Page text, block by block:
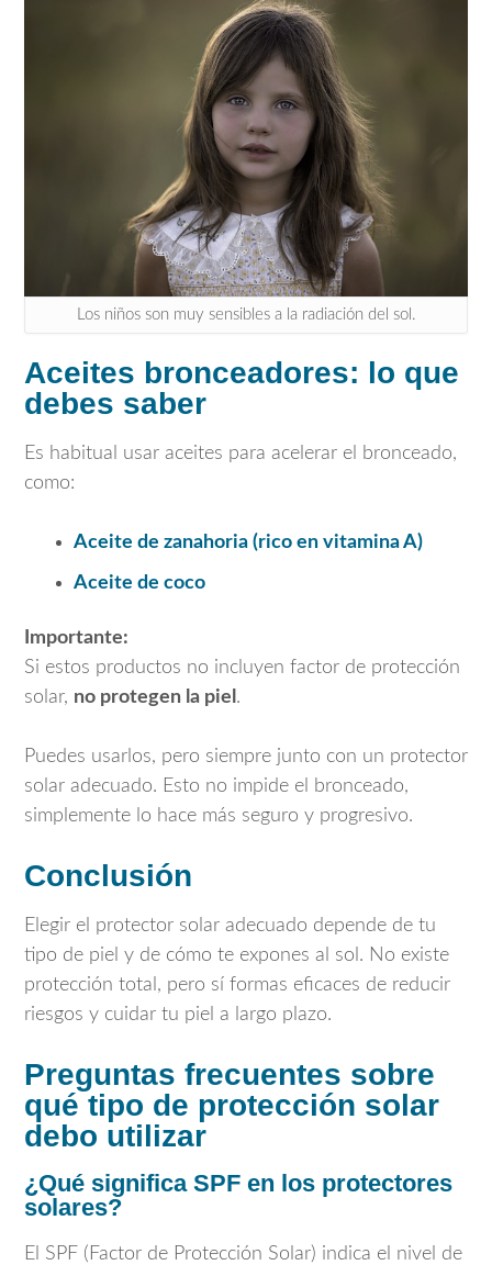
Los niños son muy sensibles a la radiación del sol.
Aceites bronceadores: lo que
debes saber
Es habitual usar aceites para acelerar el bronceado,
como:
Aceite de zanahoria (rico en vitamina A)
Aceite de coco
Importante:
Si estos productos no incluyen factor de protección
solar, no protegen la piel .
Puedes usarlos, pero siempre junto con un protector
solar adecuado. Esto no impide el bronceado,
simplemente lo hace más seguro y progresivo.
Conclusión
Elegir el protector solar adecuado depende de tu
tipo de piel y de cómo te expones al sol. No existe
protección total, pero sí formas eficaces de reducir
riesgos y cuidar tu piel a largo plazo.
Preguntas frecuentes sobre
qué tipo de protección solar
debo utilizar
¿Qué significa SPF en los protectores
solares?
El SPF (Factor de Protección Solar) indica el nivel de